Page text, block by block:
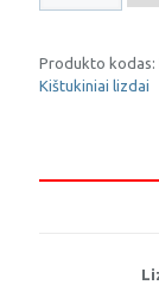
Kištukinis
IP44
Produkto kodas:
Kištukiniai lizdai